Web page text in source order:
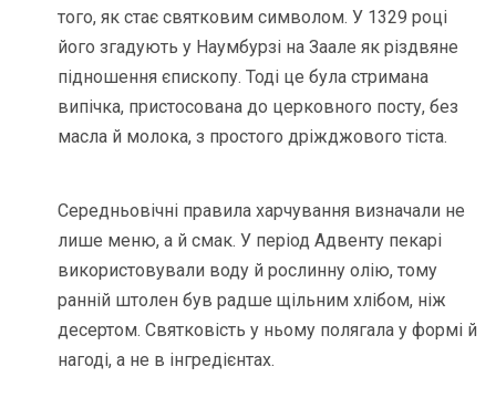
того, як стає святковим символом. У 1329 році
його згадують у Наумбурзі на Заале як різдвяне
підношення єпископу. Тоді це була стримана
випічка, пристосована до церковного посту, без
масла й молока, з простого дріжджового тіста.
Середньовічні правила харчування визначали не
лише меню, а й смак. У період Адвенту пекарі
використовували воду й рослинну олію, тому
ранній штолен був радше щільним хлібом, ніж
десертом. Святковість у ньому полягала у формі й
нагоді, а не в інгредієнтах.